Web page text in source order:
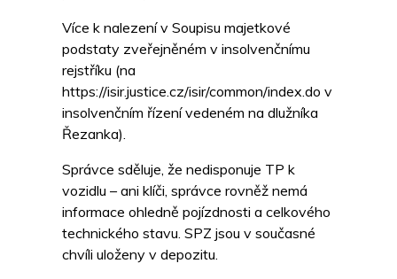
Více k nalezení v Soupisu majetkové
podstaty zveřejněném v insolvenčnímu
rejstříku (na
https://isir.justice.cz/isir/common/index.do v
insolvenčním řízení vedeném na dlužníka
Řezanka).
Správce sděluje, že nedisponuje TP k
vozidlu – ani klíči, správce rovněž nemá
informace ohledně pojízdnosti a celkového
technického stavu. SPZ jsou v současné
chvíli uloženy v depozitu.